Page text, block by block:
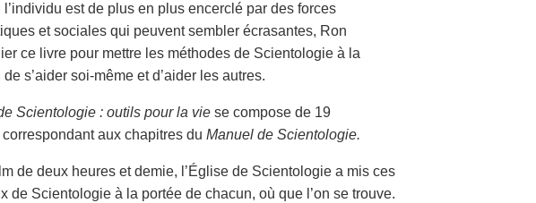
est de plus en plus encerclé par des forces
et sociales qui peuvent sembler écrasantes, Ron
ce livre pour mettre les méthodes de Scientologie à la
s’aider soi-même et d’aider les autres.
Scientologie : outils pour la vie se compose de 19
aux chapitres du Manuel de Scientologie.
de deux heures et demie, l’Église de Scientologie a mis ces
de Scientologie à la portée de chacun, où que l’on se trouve.